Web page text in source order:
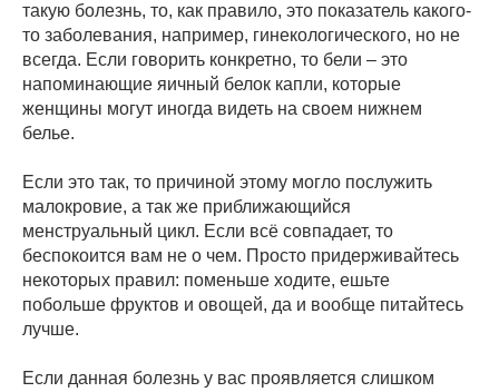
такую болезнь, то, как правило, это показатель какого-
то заболевания, например, гинекологического, но не
всегда. Если говорить конкретно, то бели – это
напоминающие яичный белок капли, которые
женщины могут иногда видеть на своем нижнем
белье.
Если это так, то причиной этому могло послужить
малокровие, а так же приближающийся
менструальный цикл. Если всё совпадает, то
беспокоится вам не о чем. Просто придерживайтесь
некоторых правил: поменьше ходите, ешьте
побольше фруктов и овощей, да и вообще питайтесь
лучше.
Если данная болезнь у вас проявляется слишком